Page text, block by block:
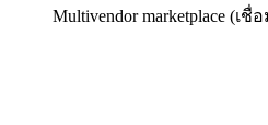
Multivendor marketplace (เชื่